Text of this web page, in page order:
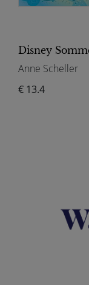
Anne Scheller
€ 13.4